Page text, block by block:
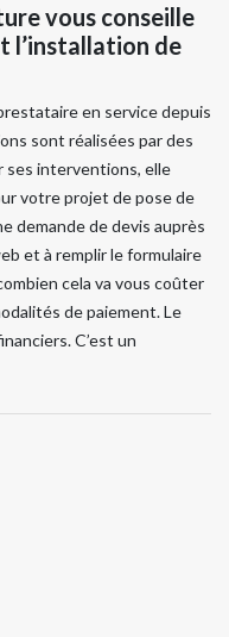
vous conseille
l’installation de
en service depuis
sont réalisées par des
ses interventions, elle
votre projet de pose de
demande de devis auprès
et à remplir le formulaire
cela va vous coûter
de paiement. Le
C’est un